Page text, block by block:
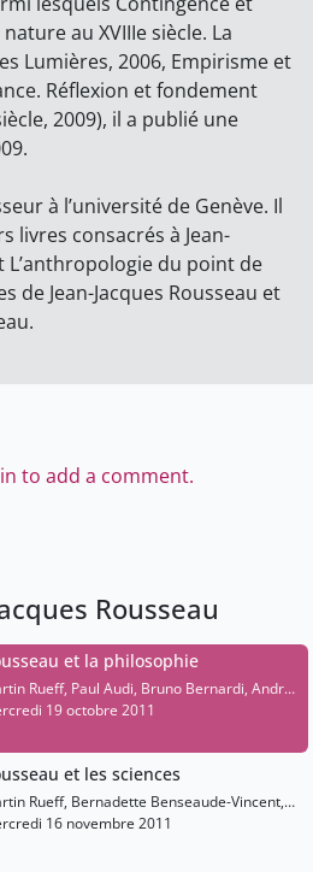
au XVIIIe siècle. La
Lumières, 2006, Empirisme et
Réflexion et fondement
2009), il a publié une
à l’université de Genève. Il
livres consacrés à Jean-
L’anthropologie du point de
de Jean-Jacques Rousseau et
to add a comment.
Rousseau
et la philosophie
Rueff, Paul Audi, Bruno Bernardi, André
19 octobre 2011
et les sciences
Rueff, Bernadette Benseaude-Vincent,
Radica
16 novembre 2011